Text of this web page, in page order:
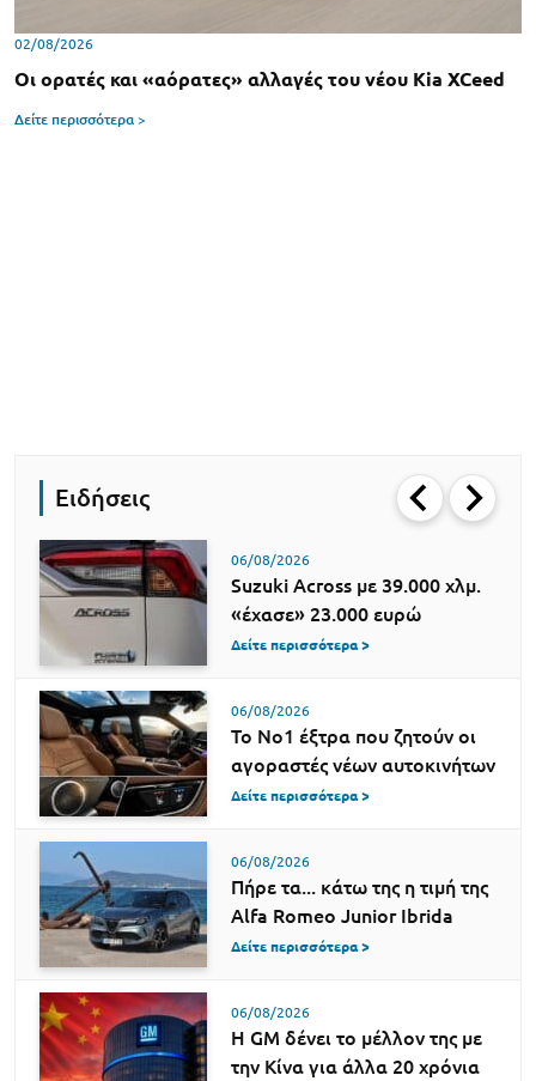
02/08/2026
Οι ορατές και «αόρατες» αλλαγές του νέου Kia XCeed
Δείτε περισσότερα >
Ειδήσεις
06/08/2026
Suzuki Across με 39.000 χλμ.
«έχασε» 23.000 ευρώ
Δείτε περισσότερα >
06/08/2026
Το Νο1 έξτρα που ζητούν οι
αγοραστές νέων αυτοκινήτων
Δείτε περισσότερα >
06/08/2026
Πήρε τα... κάτω της η τιμή της
Alfa Romeo Junior Ibrida
Δείτε περισσότερα >
06/08/2026
Η GM δένει το μέλλον της με
την Κίνα για άλλα 20 χρόνια